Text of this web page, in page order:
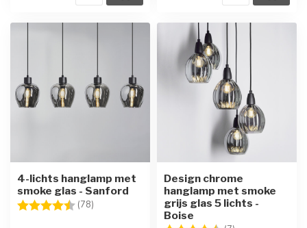
4-lichts hanglamp met
smoke glas - Sanford
Beoordeling: (78)
Design chrome
hanglamp met smoke
grijs glas 5 lichts -
Boise